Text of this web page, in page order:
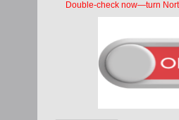
Baby, yo no te
Pero esta noche